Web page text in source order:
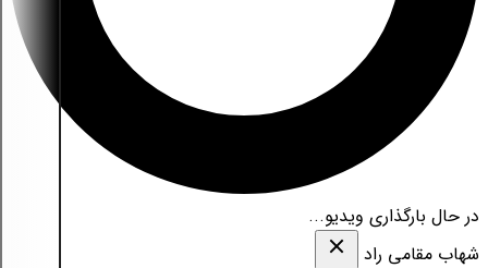
در حال بارگذاری ویدیو...
شهاب مقامی‌ راد